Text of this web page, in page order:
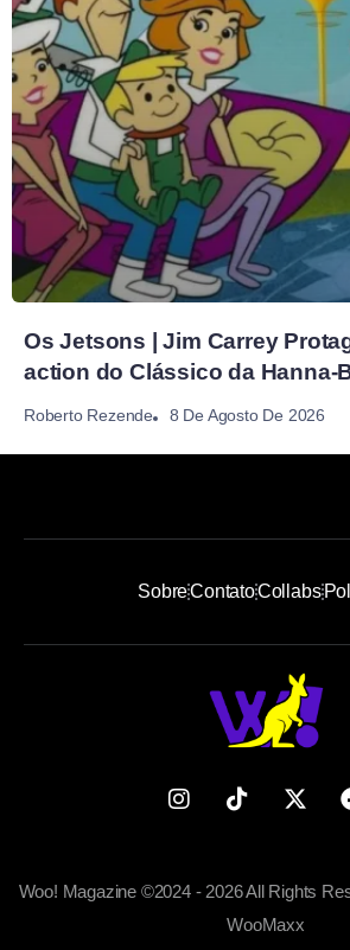
Os Jetsons | Jim Carrey
action do Clássico da Hanna-
Roberto Rezende 8 De Agosto De 2026
SobreContatoCollabs
Woo! Magazine ©2024 - 2026 All Rights
WooMaxx